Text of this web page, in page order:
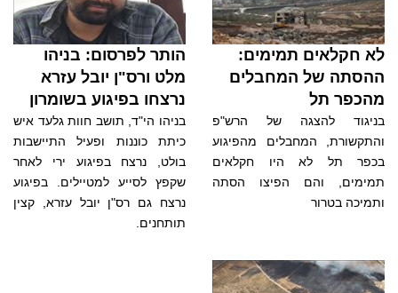
לא חקלאים תמימים:
ההסתה של המחבלים
מהכפר תל
בניגוד להצגה של הרש"פ
והתקשורת, המחבלים מהפיגוע
בכפר תל לא היו חקלאים
תמימים, והם הפיצו הסתה
ותמיכה בטרור
הותר לפרסום: בניהו
מלט ורס"ן יובל עזרא
נרצחו בפיגוע בשומרון
בניהו הי"ד, תושב חוות גלעד איש
כיתת כוננות ופעיל התיישבות
בולט, נרצח בפיגוע ירי לאחר
שקפץ לסייע למטיילים. בפיגוע
נרצח גם רס"ן יובל עזרא, קצין
תותחנים.